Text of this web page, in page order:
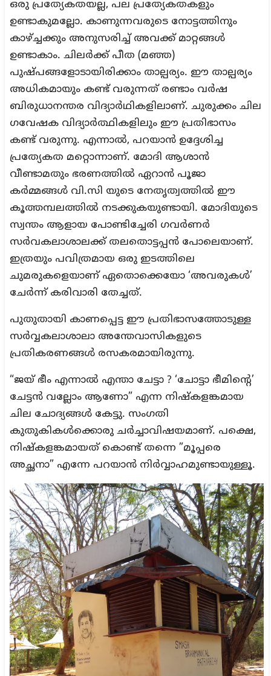
ഒരു പ്രത്യേകതയല്ല, പല പ്രത്യേകതകളും
ഉണ്ടാകുമല്ലോ. കാണുന്നവരുടെ നോട്ടത്തിനും
കാഴ്ച്ചക്കും അനുസരിച്ച് അവക്ക് മാറ്റങ്ങൾ
ഉണ്ടാകാം. ചിലർക്ക് പീത (മഞ്ഞ)
പുഷ്പങ്ങളോടായിരിക്കാം താല്പര്യം. ഈ താല്പര്യം
അധികമായും കണ്ട് വരുന്നത് രണ്ടാം വർഷ
ബിരുധാനന്തര വിദ്യാർഥികളിലാണ്. ചുരുക്കം ചില
ഗവേഷക വിദ്യാർത്ഥികളിലും ഈ പ്രതിഭാസം
കണ്ട് വരുന്നു. എന്നാൽ, പറയാൻ ഉദ്ദേശിച്ച
പ്രത്യേകത മറ്റൊന്നാണ്. മോദി ആശാൻ
വീണ്ടാമതും ഭരണത്തിൽ ഏറാൻ പൂജാ
കർമ്മങ്ങൾ വി.സി യുടെ നേതൃത്വത്തിൽ ഈ
കൂത്തമ്പലത്തിൽ നടക്കുകയുണ്ടായി. മോദിയുടെ
സ്വന്തം ആളായ പോണ്ടിച്ചേരി ഗവർണർ
സർവകലാശാലക്ക് തലതൊട്ടപ്പൻ പോലെയാണ്.
ഇത്രയും പവിത്രമായ ഒരു ഇടത്തിലെ
ചുമരുകളെയാണ് ഏതൊക്കെയോ ‘അവരുകൾ’
ചേർന്ന് കരിവാരി തേച്ചത്.
പുതുതായി കാണപ്പെട്ട ഈ പ്രതിഭാസത്തോടുള്ള
സർവ്വകലാശാലാ അന്തേവാസികളുടെ
പ്രതികരണങ്ങൾ രസകരമായിരുന്നു.
“ജയ് ഭീം എന്നാൽ എന്താ ചേട്ടാ ? ‘ചോട്ടാ ഭീമിന്റെ’
ചേട്ടൻ വല്ലോം ആണോ” എന്ന നിഷ്കളങ്കമായ
ചില ചോദ്യങ്ങൾ കേട്ടു. സംഗതി
കുതുകികൾക്കൊരു ചർച്ചാവിഷയമാണ്. പക്ഷെ,
നിഷ്കളങ്കമായത് കൊണ്ട് തന്നെ ”മൂപ്പരെ
അച്ഛനാ” എന്നേ പറയാൻ നിർവ്വാഹമുണ്ടായുള്ളൂ.